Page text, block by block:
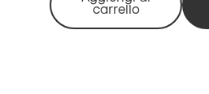
carrello